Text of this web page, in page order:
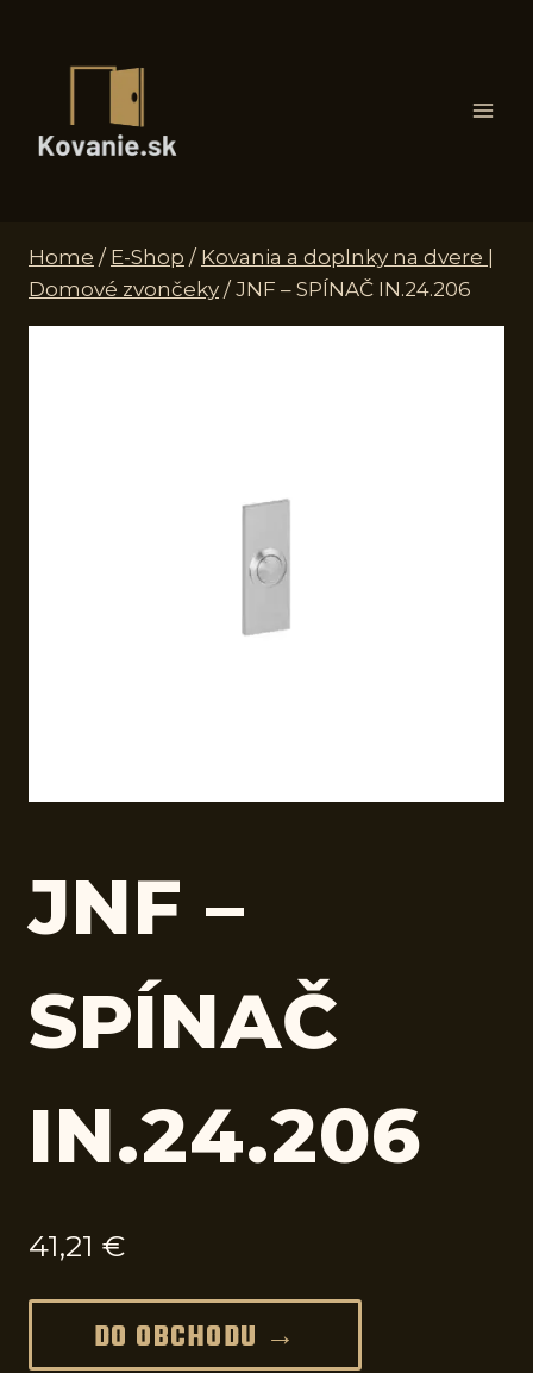
Home / E-Shop / Kovania a doplnky na dvere |
Domové zvončeky / JNF – SPÍNAČ IN.24.206
JNF –
SPÍNAČ
IN.24.206
41,21 €
DO OBCHODU →